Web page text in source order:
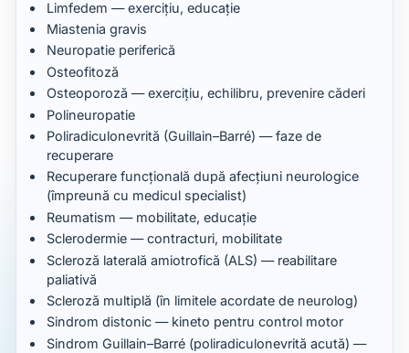
Limfedem — exercițiu, educație
Miastenia gravis
Neuropatie periferică
Osteofitoză
Osteoporoză — exercițiu, echilibru, prevenire căderi
Polineuropatie
Poliradiculonevrită (Guillain–Barré) — faze de
recuperare
Recuperare funcțională după afecțiuni neurologice
(împreună cu medicul specialist)
Reumatism — mobilitate, educație
Sclerodermie — contracturi, mobilitate
Scleroză laterală amiotrofică (ALS) — reabilitare
paliativă
Scleroză multiplă (în limitele acordate de neurolog)
Sindrom distonic — kineto pentru control motor
Sindrom Guillain–Barré (poliradiculonevrită acută) —